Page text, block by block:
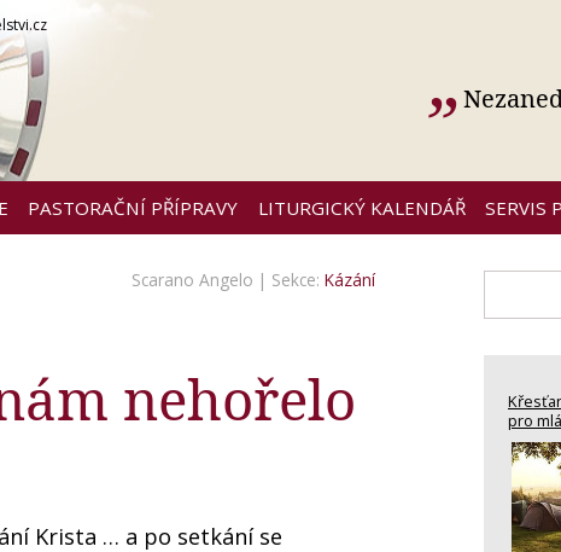
PASTORAČNÍ PŘÍPRAVY LITURGICKÝ KALENDÁŘ SERVIS
Scarano Angelo | Sekce: Kázání
nehořelo
Krista … a po setkání se
pro